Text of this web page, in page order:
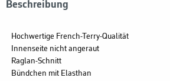
Beschreibung
Hochwertige French-Terry-Qualität
Innenseite nicht angeraut
Raglan-Schnitt
Bündchen mit Elasthan